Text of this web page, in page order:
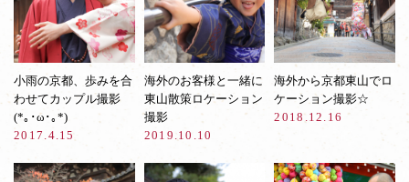
小雨の京都、歩みを合
わせてカップル撮影
(*｡･ω･｡*)
2017.4.15
海外のお客様と一緒に
東山散策ロケーション
撮影
2019.10.10
海外から京都東山でロ
ケーション撮影☆
2018.12.16